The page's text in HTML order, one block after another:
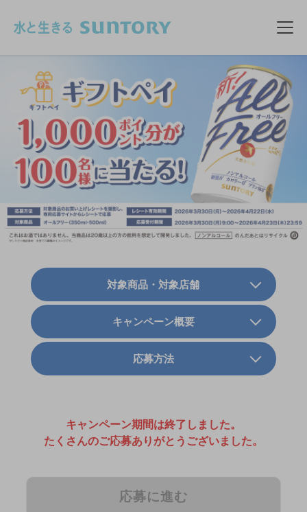
メ
対象商品・対象店舗
キャンペーン概要
応募方法
キャンペーン期間は終了しました。
たくさんのご応募ありがとうございました。
応募に進む